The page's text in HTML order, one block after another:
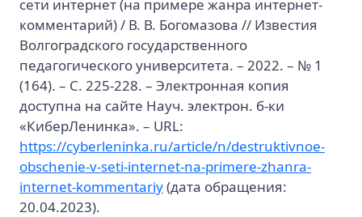
сети интернет (на примере жанра интернет-
комментарий) / В. В. Богомазова // Известия
Волгоградского государственного
педагогического университета. – 2022. – № 1
(164). – С. 225-228. – Электронная копия
доступна на сайте Науч. электрон. б-ки
«КиберЛенинка». – URL:
https://cyberleninka.ru/article/n/destruktivnoe-
obschenie-v-seti-internet-na-primere-zhanra-
internet-kommentariy(дата обращения:
20.04.2023).